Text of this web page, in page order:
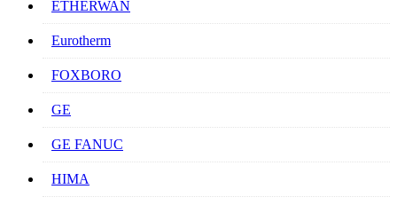
ETHERWAN
Eurotherm
FOXBORO
GE
GE FANUC
HIMA